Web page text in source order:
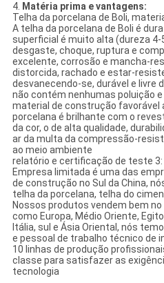
4. Matéria prima e vantagens:
Telha da porcelana de Boli,
A telha da porcelana de Boli é
superficial é muito alta (dureza
desgaste, choque, ruptura e
excelente, corrosão e mancha-
distorcida, rachado e estar-
desvanecendo-se, durável e livre
não contém nenhumas poluição
material de construção favorável
porcelana é brilhante com o
da cor, o de alta qualidade,
ar da multa da compressão-
ao meio ambiente
relatório e certificação de teste 3:
Empresa limitada é uma das
de construção no Sul da China,
telha da porcelana, telha do
Nossos produtos vendem bem
como Europa, Médio Oriente,
Itália, sul e Ásia Oriental, nós
e pessoal de trabalho técnico de
10 linhas de produção
classe para satisfazer as
tecnologia